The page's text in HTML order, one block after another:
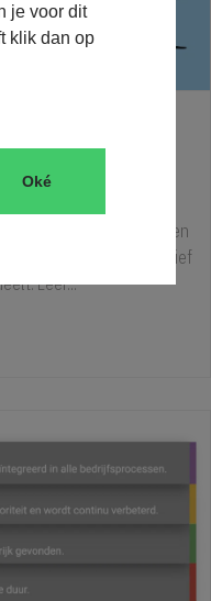
je voor dit
klik dan op
Oké
GEBRUIKT
TENDERSTRATEGIE
inhoudt en
objectief
Leer...